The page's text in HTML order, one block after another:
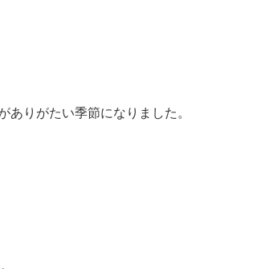
ありがたい季節になりました。